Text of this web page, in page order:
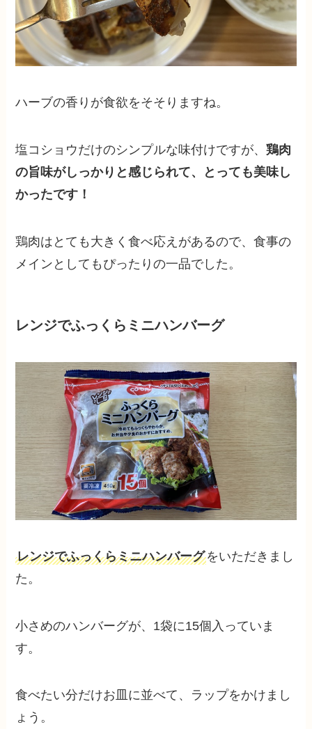
ハーブの香りが食欲をそそりますね。
塩コショウだけのシンプルな味付けですが、鶏肉
の旨味がしっかりと感じられて、とっても美味し
かったです！
鶏肉はとても大きく食べ応えがあるので、食事の
メインとしてもぴったりの一品でした。
レンジでふっくらミニハンバーグ
レンジでふっくらミニハンバーグをいただきまし
た。
小さめのハンバーグが、1袋に15個入っていま
す。
食べたい分だけお皿に並べて、ラップをかけまし
ょう。